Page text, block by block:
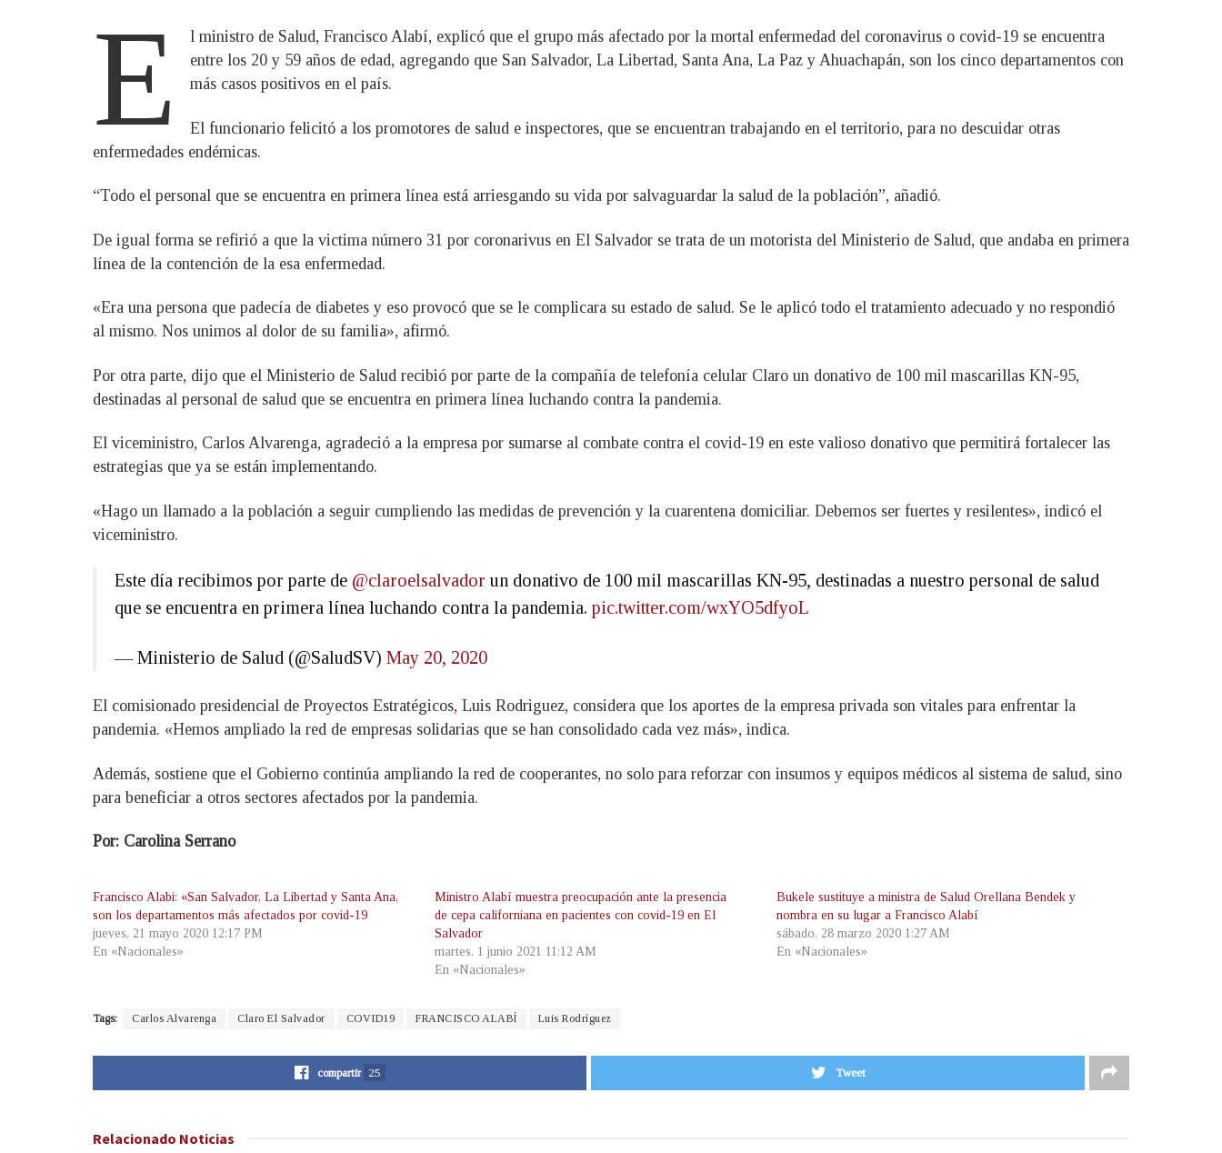
E
l ministro de Salud, Francisco Alabí, explicó que el grupo más afectado por la mortal enfermedad del coronavirus o covid-19 se encuentra
entre los 20 y 59 años de edad, agregando que San Salvador, La Libertad, Santa Ana, La Paz y Ahuachapán, son los cinco departamentos con
más casos positivos en el país.
El funcionario felicitó a los promotores de salud e inspectores, que se encuentran trabajando en el territorio, para no descuidar otras
enfermedades endémicas.
“Todo el personal que se encuentra en primera línea está arriesgando su vida por salvaguardar la salud de la población”, añadió.
De igual forma se refirió a que la victima número 31 por coronarivus en El Salvador se trata de un motorista del Ministerio de Salud, que andaba en primera
línea de la contención de la esa enfermedad.
«Era una persona que padecía de diabetes y eso provocó que se le complicara su estado de salud. Se le aplicó todo el tratamiento adecuado y no respondió
al mismo. Nos unimos al dolor de su familia», afirmó.
Por otra parte, dijo que el Ministerio de Salud recibió por parte de la compañía de telefonía celular Claro un donativo de 100 mil mascarillas KN-95,
destinadas al personal de salud que se encuentra en primera línea luchando contra la pandemia.
El viceministro, Carlos Alvarenga, agradeció a la empresa por sumarse al combate contra el covid-19 en este valioso donativo que permitirá fortalecer las
estrategias que ya se están implementando.
«Hago un llamado a la población a seguir cumpliendo las medidas de prevención y la cuarentena domiciliar. Debemos ser fuertes y resilentes», indicó el
viceministro.
Este día recibimos por parte de @claroelsalvador un donativo de 100 mil mascarillas KN-95, destinadas a nuestro personal de salud
que se encuentra en primera línea luchando contra la pandemia. pic.twitter.com/wxYO5dfyoL
— Ministerio de Salud (@SaludSV) May 20, 2020
El comisionado presidencial de Proyectos Estratégicos, Luis Rodriguez, considera que los aportes de la empresa privada son vitales para enfrentar la
pandemia. «Hemos ampliado la red de empresas solidarias que se han consolidado cada vez más», indica.
Además, sostiene que el Gobierno continúa ampliando la red de cooperantes, no solo para reforzar con insumos y equipos médicos al sistema de salud, sino
para beneficiar a otros sectores afectados por la pandemia.
Por: Carolina Serrano
Francisco Alabi: «San Salvador, La Libertad y Santa Ana,
son los departamentos más afectados por covid-19
jueves, 21 mayo 2020 12:17 PM
En «Nacionales»
Ministro Alabí muestra preocupación ante la presencia
de cepa californiana en pacientes con covid-19 en El
Salvador
martes, 1 junio 2021 11:12 AM
En «Nacionales»
Bukele sustituye a ministra de Salud Orellana Bendek y
nombra en su lugar a Francisco Alabí
sábado, 28 marzo 2020 1:27 AM
En «Nacionales»
Tags: Carlos Alvarenga Claro El Salvador COVID19 FRANCISCO ALABÍ Luis Rodríguez
compartir 25 Tweet
Relacionado Noticias